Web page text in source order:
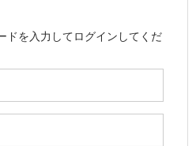
ドを入力してログインしてくだ